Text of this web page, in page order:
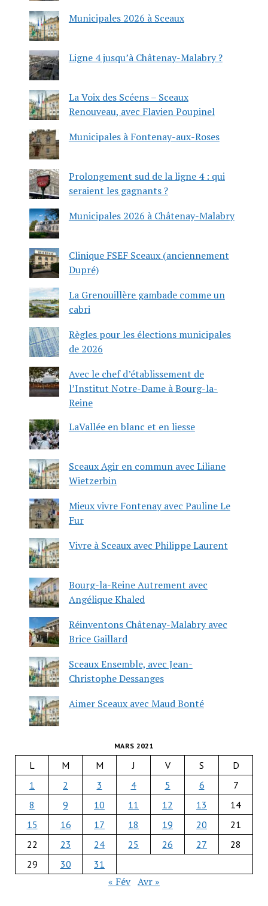
Municipales 2026 à Sceaux
Ligne 4 jusqu’à Châtenay-Malabry ?
La Voix des Scéens – Sceaux
Renouveau, avec Flavien Poupinel
Municipales à Fontenay-aux-Roses
Prolongement sud de la ligne 4 : qui
seraient les gagnants ?
Municipales 2026 à Châtenay-Malabry
Clinique FSEF Sceaux (anciennement
Dupré)
La Grenouillère gambade comme un
cabri
Règles pour les élections municipales
de 2026
Avec le chef d’établissement de
l’Institut Notre-Dame à Bourg-la-
Reine
LaVallée en blanc et en liesse
Sceaux Agir en commun avec Liliane
Wietzerbin
Mieux vivre Fontenay avec Pauline Le
Fur
Vivre à Sceaux avec Philippe Laurent
Bourg-la-Reine Autrement avec
Angélique Khaled
Réinventons Châtenay-Malabry avec
Brice Gaillard
Sceaux Ensemble, avec Jean-
Christophe Dessanges
Aimer Sceaux avec Maud Bonté
MARS 2021
L M M J V S
D
1
2 3 4 5 6
7
8
9 10 11 12 13
14
15
16 17 18 19 20
21
22
23 24 25 26 27
28
29
30 31
« Fév Avr »